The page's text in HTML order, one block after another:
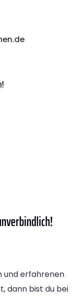
und erfahrenen
dann bist du bei